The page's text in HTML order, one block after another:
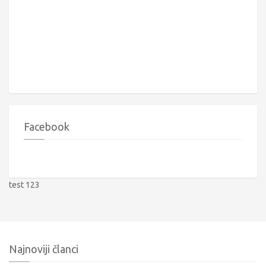
Facebook
test 123
Najnoviji članci